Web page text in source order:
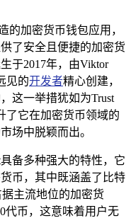
的加密货币钱包应用，
了安全且便捷的加密货
于2017年，由Viktor
见的开发者精心创建，
这一举措犹如为Trust
了它在加密货币领域的
场中脱颖而出。
备多种强大的特性，它
币，其中既涵盖了比特
主流地位的加密货
代币，这意味着用户无